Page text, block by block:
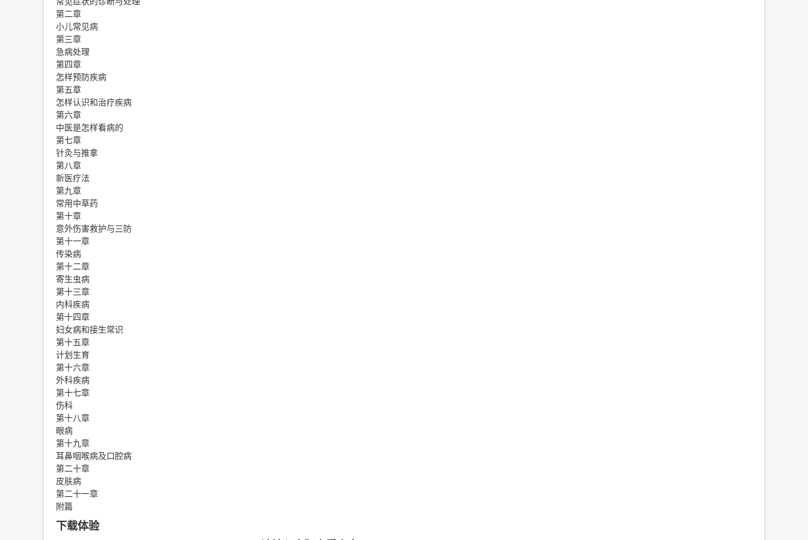
第二章
小儿常见病
第三章
急病处理
第四章
怎样预防疾病
第五章
怎样认识和治疗疾病
第六章
中医是怎样看病的
第七章
针灸与推拿
第八章
新医疗法
第九章
常用中草药
第十章
意外伤害救护与三防
第十一章
传染病
第十二章
寄生虫病
第十三章
内科疾病
第十四章
妇女病和接生常识
第十五章
计划生育
第十六章
外科疾病
第十七章
伤科
第十八章
眼病
第十九章
耳鼻咽喉病及口腔病
第二十章
皮肤病
第二十一章
附篇
下载体验